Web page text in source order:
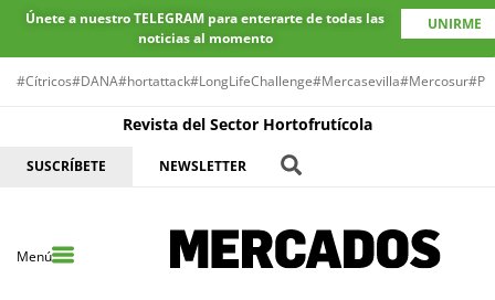
Únete a nuestro TELEGRAM para enterarte de todas las
noticias al momento
UNIRME
#Cítricos#DANA#hortattack#LongLifeChallenge#Mercasevilla#Mercosur
Revista del Sector Hortofrutícola
SUSCRÍBETE NEWSLETTER
Menú